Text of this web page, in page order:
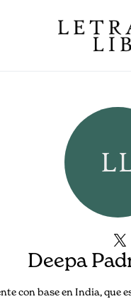
Deepa
con base en India, que